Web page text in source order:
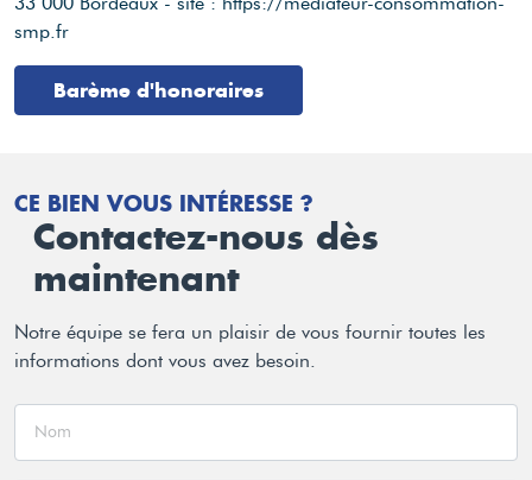
smp.fr
Barème d'honoraires
CE BIEN VOUS INTÉRESSE ?
Contactez-nous dès
maintenant
Notre équipe se fera un plaisir de vous fournir toutes les
informations dont vous avez besoin.